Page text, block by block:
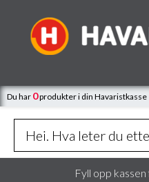
Du har 0produkteri din Havaristkasse
Fyll opp